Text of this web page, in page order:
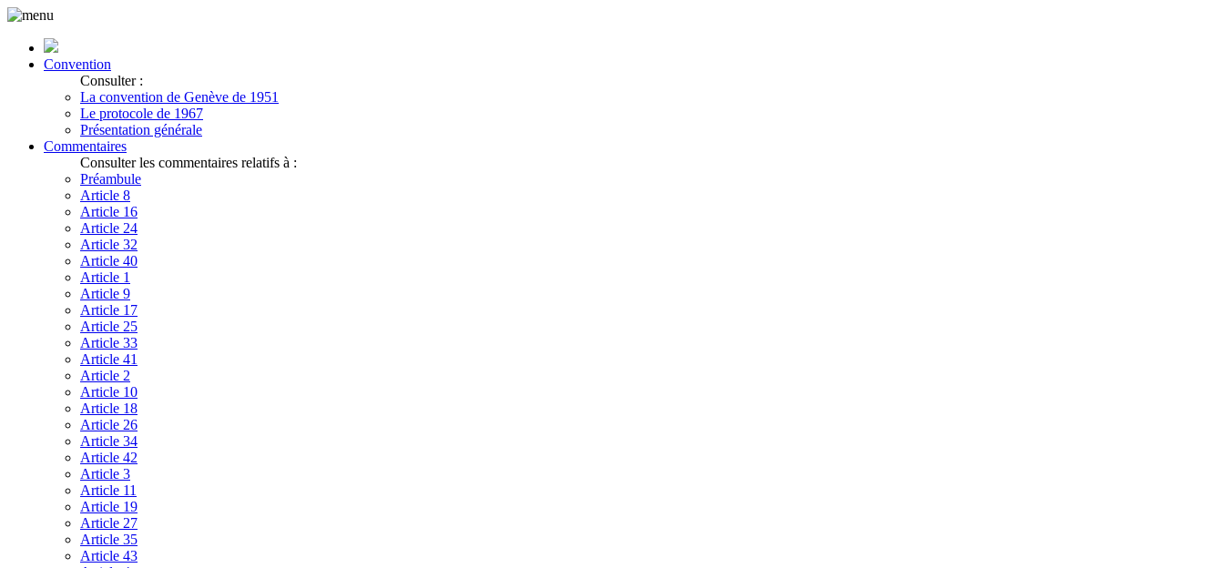
Convention
Consulter :
La convention de Genève de 1951
Le protocole de 1967
Présentation générale
Commentaires
Consulter les commentaires relatifs à :
Préambule
Article 8
Article 16
Article 24
Article 32
Article 40
Article 1
Article 9
Article 17
Article 25
Article 33
Article 41
Article 2
Article 10
Article 18
Article 26
Article 34
Article 42
Article 3
Article 11
Article 19
Article 27
Article 35
Article 43